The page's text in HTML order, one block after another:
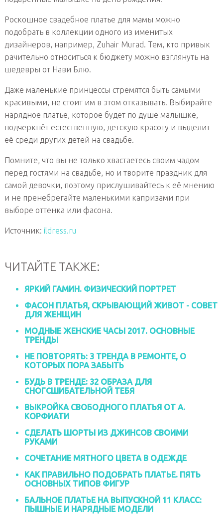
Роскошное свадебное платье для мамы можно
подобрать в коллекции одного из именитых
дизайнеров, например, Zuhair Murad. Тем, кто привык
рачительно относиться к бюджету можно взглянуть на
шедевры от Нави Блю.
Даже маленькие принцессы стремятся быть самыми
красивыми, не стоит им в этом отказывать. Выбирайте
нарядное платье, которое будет по душе малышке,
подчеркнёт естественную, детскую красоту и выделит
её среди других детей на свадьбе.
Помните, что вы не только хвастаетесь своим чадом
перед гостями на свадьбе, но и творите праздник для
самой девочки, поэтому прислушивайтесь к её мнению
и не пренебрегайте маленькими капризами при
выборе оттенка или фасона.
Источник: ildress.ru
ЧИТАЙТЕ ТАКЖЕ:
ЯРКИЙ ГАМИН. ФИЗИЧЕСКИЙ ПОРТРЕТ
ФАСОН ПЛАТЬЯ, СКРЫВАЮЩИЙ ЖИВОТ - СОВЕТ
ДЛЯ ЖЕНЩИН
МОДНЫЕ ЖЕНСКИЕ ЧАСЫ 2017. ОСНОВНЫЕ
ТРЕНДЫ
НЕ ПОВТОРЯТЬ: 3 ТРЕНДА В РЕМОНТЕ, О
КОТОРЫХ ПОРА ЗАБЫТЬ
БУДЬ В ТРЕНДЕ: 32 ОБРАЗА ДЛЯ
СНОГСШИБАТЕЛЬНОЙ ТЕБЯ
ВЫКРОЙКА СВОБОДНОГО ПЛАТЬЯ ОТ А.
КОРФИАТИ
СДЕЛАТЬ ШОРТЫ ИЗ ДЖИНСОВ СВОИМИ
РУКАМИ
СОЧЕТАНИЕ МЯТНОГО ЦВЕТА В ОДЕЖДЕ
КАК ПРАВИЛЬНО ПОДОБРАТЬ ПЛАТЬЕ. ПЯТЬ
ОСНОВНЫХ ТИПОВ ФИГУР
БАЛЬНОЕ ПЛАТЬЕ НА ВЫПУСКНОЙ 11 КЛАСС:
ПЫШНЫЕ И НАРЯДНЫЕ МОДЕЛИ